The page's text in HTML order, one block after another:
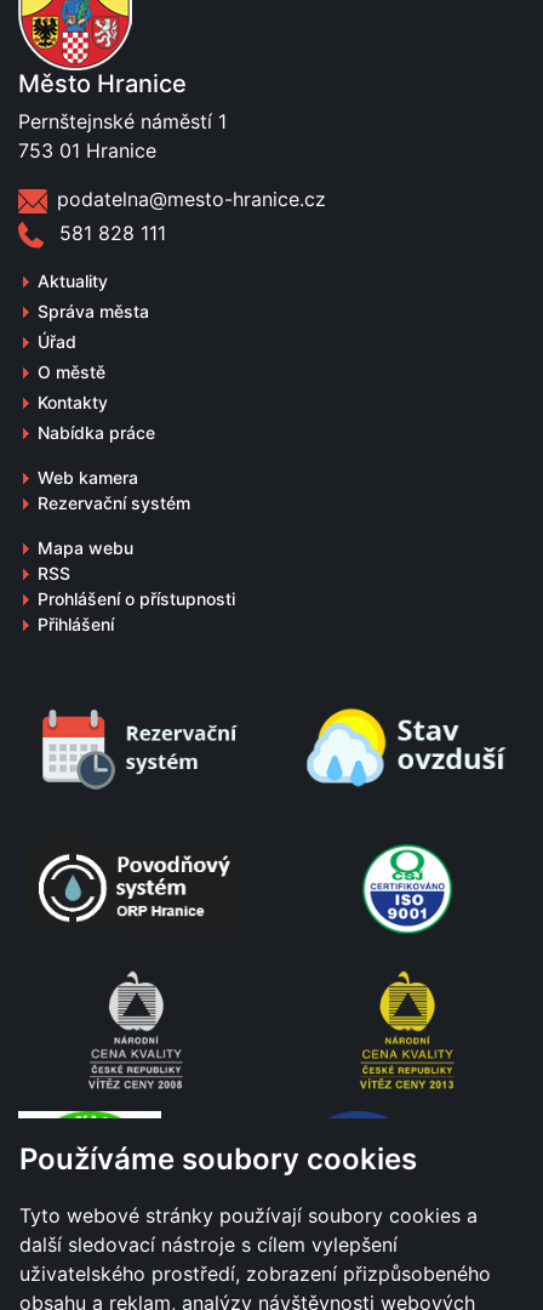
Používáme soubory cookies
Tyto webové stránky používají soubory cookies a
další sledovací nástroje s cílem vylepšení
uživatelského prostředí, zobrazení přizpůsobeného
obsahu a reklam, analýzy návštěvnosti webových
Město Hranice
Pernštejnské náměstí 1
753 01 Hranice
podatelna@mesto-hranice.cz
581 828 111
Aktuality
Správa města
Úřad
O městě
Kontakty
Nabídka práce
Web kamera
Rezervační systém
Mapa webu
RSS
Prohlášení o přístupnosti
Přihlášení